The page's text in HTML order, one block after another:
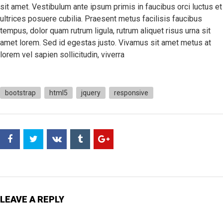
sit amet. Vestibulum ante ipsum primis in faucibus orci luctus et
ultrices posuere cubilia. Praesent metus facilisis faucibus
tempus, dolor quam rutrum ligula, rutrum aliquet risus urna sit
amet lorem. Sed id egestas justo. Vivamus sit amet metus at
lorem vel sapien sollicitudin, viverra
bootstrap html5 jquery responsive
LEAVE A REPLY